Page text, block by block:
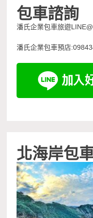
包車諮詢
潘氏企業包車旅遊
潘氏企業包車預店
北海岸包